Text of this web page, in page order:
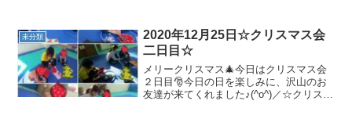
操「ブンバボーン体操」☆トランポリン
＆バランスボール先生...
未分類
2020年12月25日☆クリスマス会
二日目☆
メリークリスマス🎄今日はクリスマス会
２日目🎅今日の日を楽しみに、沢山のお
友達が来てくれました♪(^o^)／☆クリスマ